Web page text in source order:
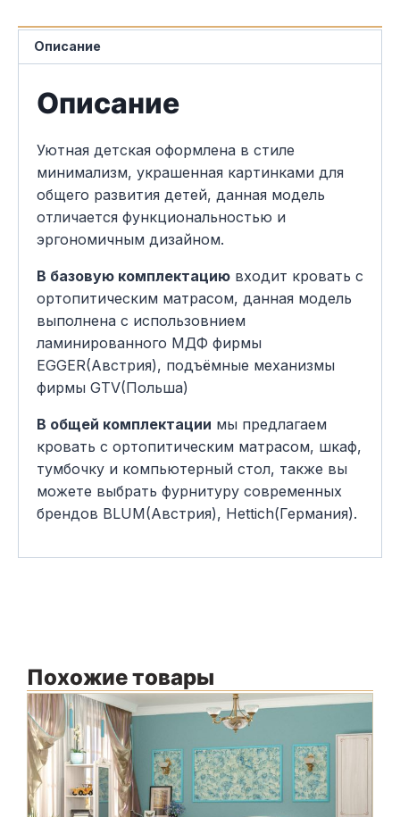
Описание
Описание
Уютная детская оформлена в стиле
минимализм, украшенная картинками для
общего развития детей, данная модель
отличается функциональностью и
эргономичным дизайном.
В базовую комплектацию входит кровать с
ортопитическим матрасом, данная модель
выполнена с использовнием
ламинированного МДФ фирмы
EGGER(Австрия), подъёмные механизмы
фирмы GTV(Польша)
В общей комплектации мы предлагаем
кровать с ортопитическим матрасом, шкаф,
тумбочку и компьютерный стол, также вы
можете выбрать фурнитуру современных
брендов BLUM(Австрия), Hettich(Германия).
Похожие товары